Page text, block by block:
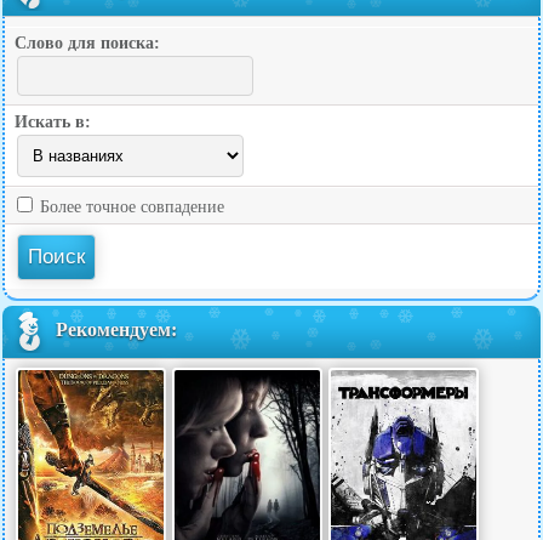
Слово для поиска:
Искать в:
Более точное совпадение
Рекомендуем: